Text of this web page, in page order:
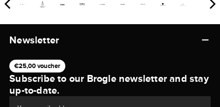
Newsletter
€25,00 voucher
Subscribe to our Brogle newsletter and stay
up-to-date.